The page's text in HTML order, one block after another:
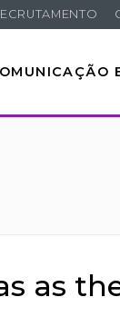
as